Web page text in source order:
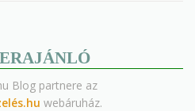
Blog partnere az
webáruház.